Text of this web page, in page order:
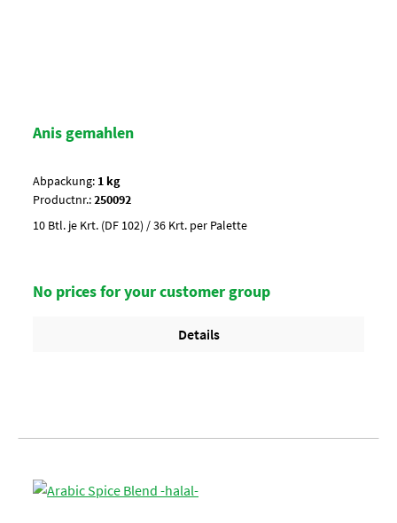
Anis gemahlen
Abpackung: 1 kg
Productnr.:250092
10 Btl. je Krt. (DF 102) / 36 Krt. per Palette
No prices for your customer group
Details